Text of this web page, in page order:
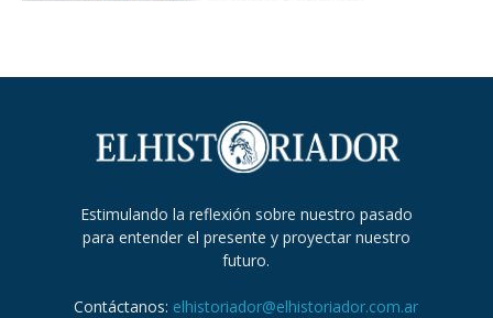
Estimulando la reflexión sobre nuestro pasado
para entender el presente y proyectar nuestro
futuro.
Contáctanos: elhistoriador@elhistoriador.com.ar